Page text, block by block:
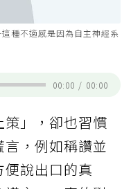
種不適感是因為自主神經系
00:00 / 00:00
」，卻也習慣
，例如稱讚並
說出口的真